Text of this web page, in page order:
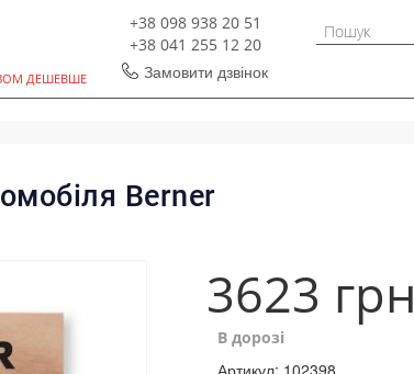
ДЕШЕВШЕ
+38 098 938 20 51
+38 041 255 12 20
Замовити дзвінок
Berner
3623 грн
В дорозі
Артикул: 102398